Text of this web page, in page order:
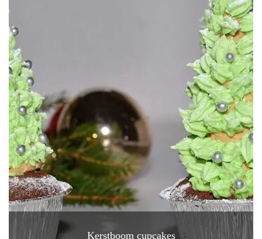
Kerstboom cupcakes